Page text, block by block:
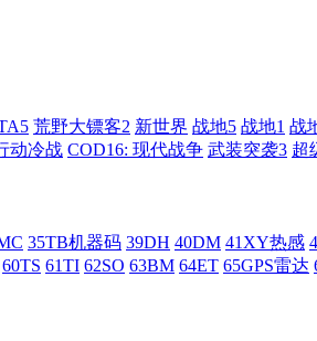
荒野大镖客2 新世界 战地5 战地1 战
动冷战 COD16: 现代战争 武装突袭3 超
35TB机器码 39DH 40DM 41XY热感
60TS 61TI 62SO 63BM 64ET 65GPS雷达